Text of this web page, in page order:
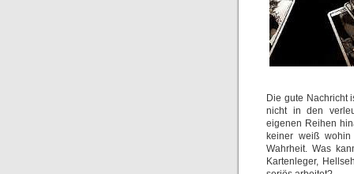
Die gute Nachricht
nicht in den
eigenen Reihen
keiner weiß
Wahrheit. Was
Kartenleger,